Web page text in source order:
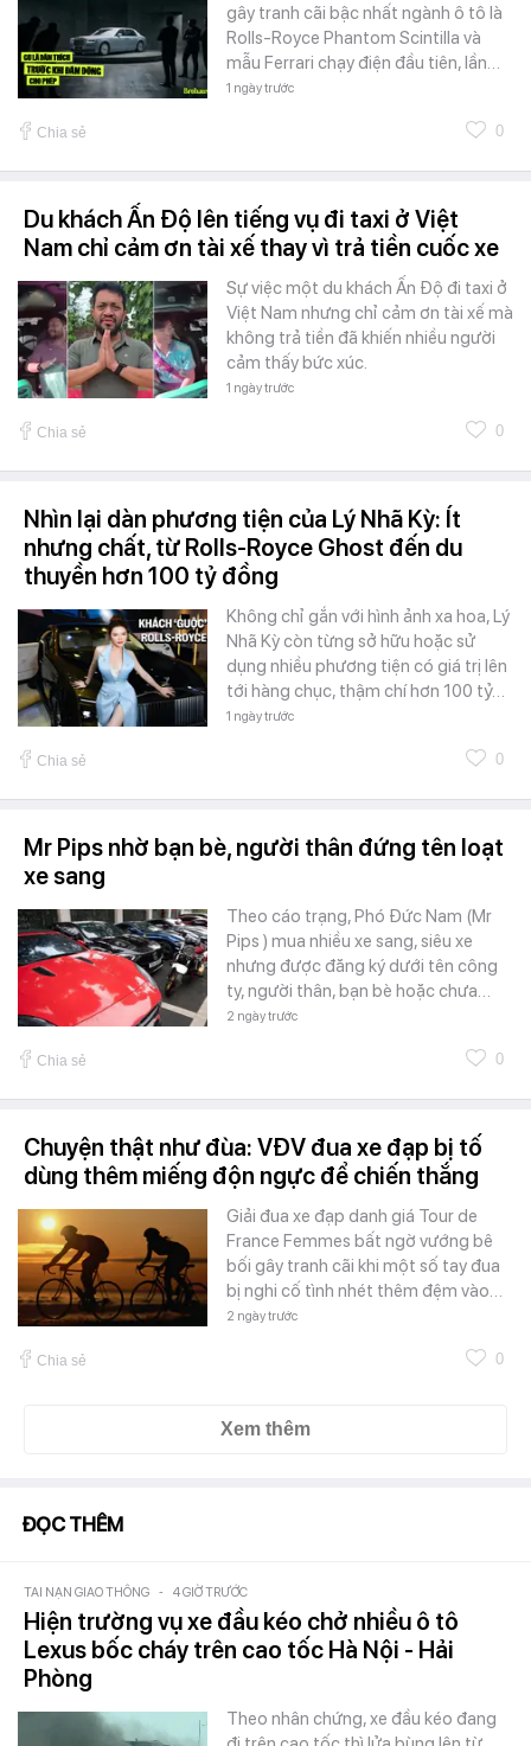
gây tranh cãi bậc nhất ngành ô tô là
Rolls-Royce Phantom Scintilla và
mẫu Ferrari chạy điện đầu tiên, lần…
1 ngày trước
Chia sẻ 0
Du khách Ấn Độ lên tiếng vụ đi taxi ở Việt
Nam chỉ cảm ơn tài xế thay vì trả tiền cuốc xe
Sự việc một du khách Ấn Độ đi taxi ở
Việt Nam nhưng chỉ cảm ơn tài xế mà
không trả tiền đã khiến nhiều người
cảm thấy bức xúc.
1 ngày trước
Chia sẻ 0
Nhìn lại dàn phương tiện của Lý Nhã Kỳ: Ít
nhưng chất, từ Rolls-Royce Ghost đến du
thuyền hơn 100 tỷ đồng
Không chỉ gắn với hình ảnh xa hoa, Lý
Nhã Kỳ còn từng sở hữu hoặc sử
dụng nhiều phương tiện có giá trị lên
tới hàng chục, thậm chí hơn 100 tỷ…
1 ngày trước
Chia sẻ 0
Mr Pips nhờ bạn bè, người thân đứng tên loạt
xe sang
Theo cáo trạng, Phó Đức Nam (Mr
Pips ) mua nhiều xe sang, siêu xe
nhưng được đăng ký dưới tên công
ty, người thân, bạn bè hoặc chưa…
2 ngày trước
Chia sẻ 0
Chuyện thật như đùa: VĐV đua xe đạp bị tố
dùng thêm miếng độn ngực để chiến thắng
Giải đua xe đạp danh giá Tour de
France Femmes bất ngờ vướng bê
bối gây tranh cãi khi một số tay đua
bị nghi cố tình nhét thêm đệm vào…
2 ngày trước
Chia sẻ 0
Xem thêm
ĐỌC THÊM
TAI NẠN GIAO THÔNG - 4 GIỜ TRƯỚC
Hiện trường vụ xe đầu kéo chở nhiều ô tô
Lexus bốc cháy trên cao tốc Hà Nội - Hải
Phòng
Theo nhân chứng, xe đầu kéo đang